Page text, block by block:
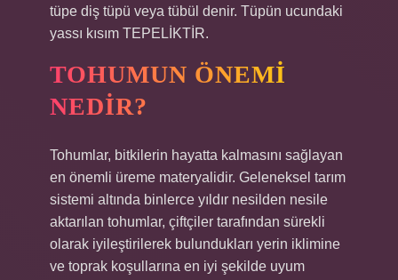
tüpe diş tüpü veya tübül denir. Tüpün ucundaki
yassı kısım TEPELİKTİR.
TOHUMUN ÖNEMI
NEDIR?
Tohumlar, bitkilerin hayatta kalmasını sağlayan
en önemli üreme materyalidir. Geleneksel tarım
sistemi altında binlerce yıldır nesilden nesile
aktarılan tohumlar, çiftçiler tarafından sürekli
olarak iyileştirilerek bulundukları yerin iklimine
ve toprak koşullarına en iyi şekilde uyum